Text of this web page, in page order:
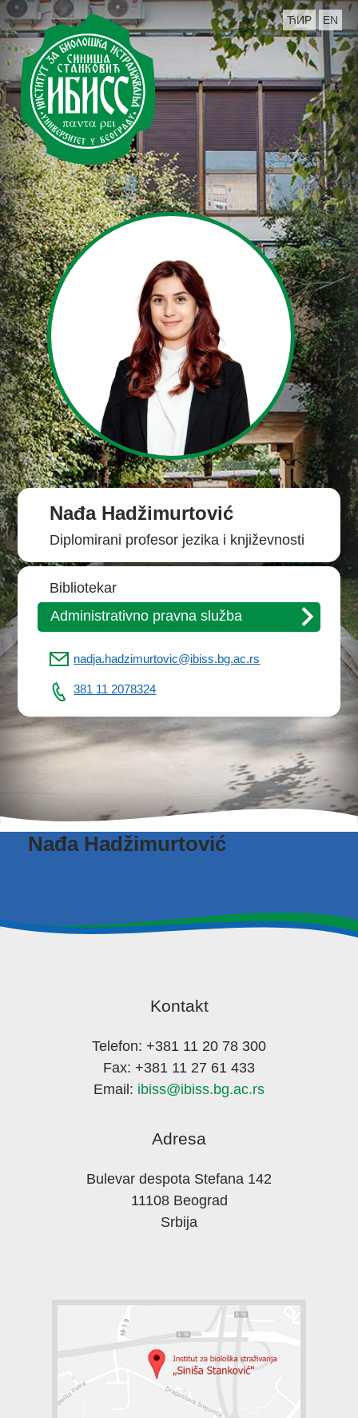
ЋИР EN
Nađa Hadžimurtović
Diplomirani profesor jezika i književnosti
Bibliotekar
Administrativno pravna služba
nadja.hadzimurtovic@ibiss.bg.ac.rs
381 11 2078324
Nađa Hadžimurtović
Kontakt
Telefon: +381 11 20 78 300
Fax: +381 11 27 61 433
Email: ibiss@ibiss.bg.ac.rs
Adresa
Bulevar despota Stefana 142
11108 Beograd
Srbija